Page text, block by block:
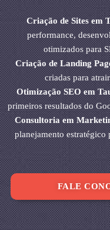
Criação de Sites em
performance,
otimizados para
Criação de Landing
criadas para
Otimização SEO em
primeiros resultados do
Consultoria em
planejamento estratégico
FALE